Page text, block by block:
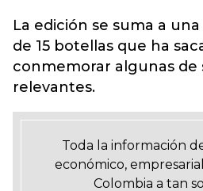
La edición se suma a
de 15 botellas que ha
conmemorar algunas de
relevantes.
Toda la información
económico,
Colombia a tan